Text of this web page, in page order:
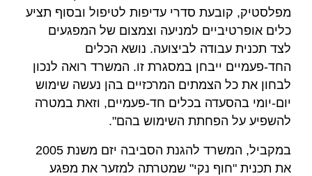
מפלסטיק, קובעת סדרי עדיפות לטיפול ובסוף תציע
כלים אופרטיביים למניעה וצמצום של המפגעים
לצד תכנית עבודה לביצועה. נושא הכלים
החד-פעמיים ייבחן במסגרת זו. המשרד רואה לנכון
לבחון את כל הצמתים המרכזיים בהן נעשה שימוש
יום-יומי בהסעדה בכלים חד-פעמיים, וזאת במטרה
להשפיע על הפחתת השימוש בהם".
במקביל, המשרד להגנת הסביבה יזם משנת 2005
את תכנית "חוף נקי" שמטרתה למזער את מפגע